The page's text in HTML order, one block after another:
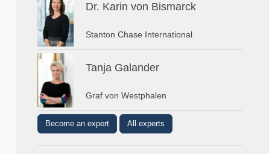
Dr. Karin von Bismarck
Stanton Chase International
Tanja Galander
Graf von Westphalen
Become an expert All experts